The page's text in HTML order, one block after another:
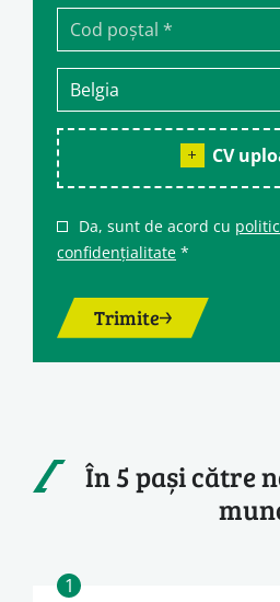
CV
Da, sunt de acord cu
confidențialitate *
Trimite
În 5 pași către
1